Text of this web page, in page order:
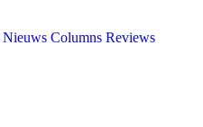
Nieuws Columns Reviews